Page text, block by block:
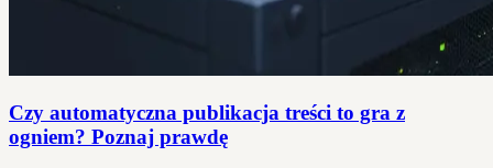
Czy automatyczna publikacja treści to gra z
ogniem? Poznaj prawdę